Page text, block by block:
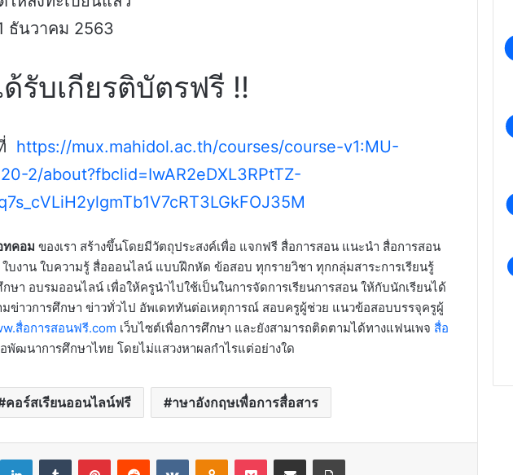
ธันวาคม 2563
รับเกียรติบัตรฟรี ‼️
https://mux.mahidol.ac.th/courses/course-v1:MU-
2/about?fbclid=IwAR2eDXL3RPtTZ-
ทคอม ของเรา สร้างขึ้นโดยมีวัตถุประสงค์เพื่อ แจกฟรี สื่อการสอน แนะนำ สื่อการสอน
บงาน ใบความรู้ สื่อออนไลน์ แบบฝึกหัด ข้อสอบ ทุกรายวิชา ทุกกลุ่มสาระการเรียนรู้
ษา อบรมออนไลน์ เพื่อให้ครูนำไปใช้เป็นในการจัดการเรียนการสอน ให้กับนักเรียนได้
ข่าวการศึกษา ข่าวทั่วไป อัพเดททันต่อเหตุการณ์ สอบครูผู้ช่วย แนวข้อสอบบรรจุครูผู้
สื่อการสอนฟรี.com เว็บไซต์เพื่อการศึกษา และยังสามารถติดตามได้ทางแฟนเพจ สื่อ
อพัฒนาการศึกษาไทย โดยไม่แสวงหาผลกำไรแต่อย่างใด
คอร์สเรียนออนไลน์ฟรี าษาอังกฤษเพื่อการสื่อสาร
LinkedInTumblr PinterestReddit VKontakteOdnoklassniki
Pocket Share via Email Print